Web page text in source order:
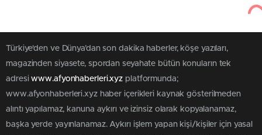
Türkiye'den ve Dünya’dan son dakika haberler, köşe yazıları,
magazinden siyasete, spordan seyahate bütün konuların tek
adresiwww.afyonhaberleri.xyz platformunda;
www.afyonhaberleri.xyz haber içerikleri kaynak gösterilmeden
alıntı yapılamaz, kanuna aykırı ve izinsiz olarak kopyalanamaz,
başka yerde yayınlanamaz. Aykırı işlem yapan kişi/kişiler için yasal